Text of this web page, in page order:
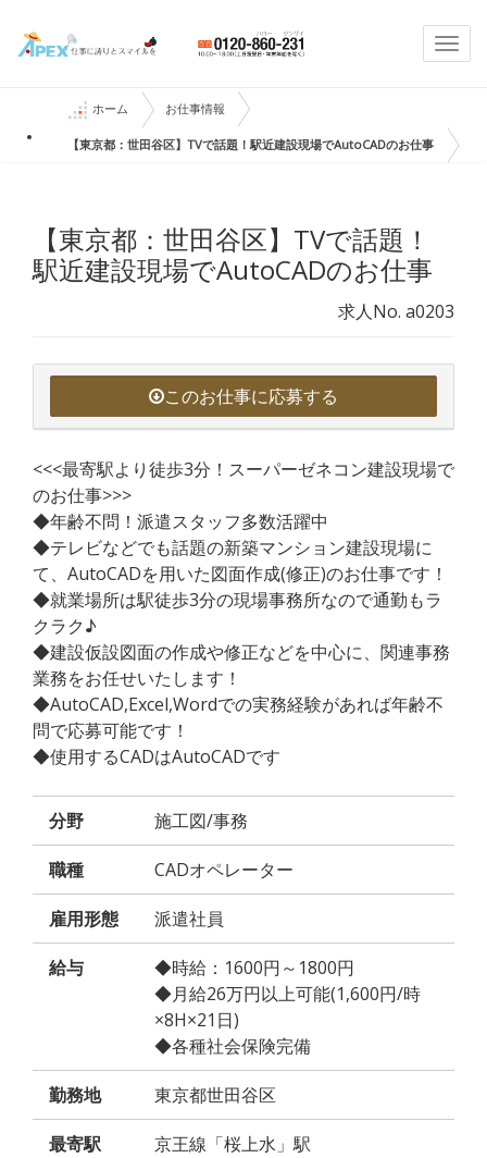
ホーム お仕事情報
【東京都：世田谷区】TVで話題！駅近建設現場でAutoCADのお仕事
【東京都：世田谷区】TVで話題！
駅近建設現場でAutoCADのお仕事
求人No. a0203
このお仕事に応募する
<<<最寄駅より徒歩3分！スーパーゼネコン建設現場で
のお仕事>>>
◆年齢不問！派遣スタッフ多数活躍中
◆テレビなどでも話題の新築マンション建設現場に
て、AutoCADを用いた図面作成(修正)のお仕事です！
◆就業場所は駅徒歩3分の現場事務所なので通勤もラ
クラク♪
◆建設仮設図面の作成や修正などを中心に、関連事務
業務をお任せいたします！
◆AutoCAD,Excel,Wordでの実務経験があれば年齢不
問で応募可能です！
◆使用するCADはAutoCADです
分野 施工図/事務
職種 CADオペレーター
雇用形態 派遣社員
給与
◆時給：1600円～1800円
◆月給26万円以上可能(1,600円/時
×8H×21日)
◆各種社会保険完備
勤務地 東京都世田谷区
最寄駅 京王線「桜上水」駅